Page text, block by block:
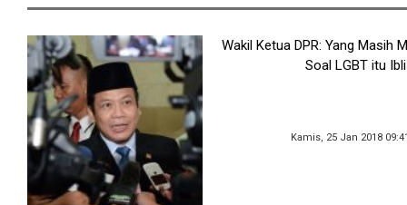
Wakil Ketua DPR: Yang Masih
Soal LGBT itu
Kamis, 25 Jan 2018